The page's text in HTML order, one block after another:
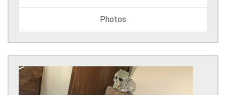
Photos